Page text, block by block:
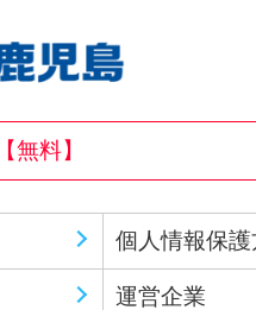
無料】
個人情報保
運営企業